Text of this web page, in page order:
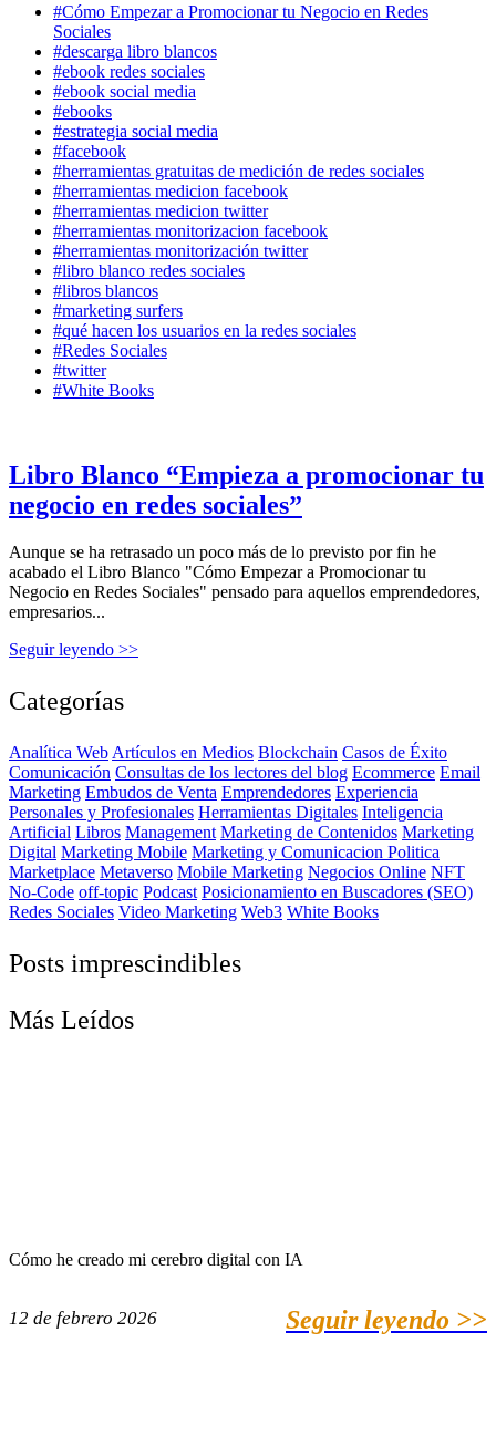
#Cómo Empezar a Promocionar tu Negocio en Redes
Sociales
#descarga libro blancos
#ebook redes sociales
#ebook social media
#ebooks
#estrategia social media
#facebook
#herramientas gratuitas de medición de redes sociales
#herramientas medicion facebook
#herramientas medicion twitter
#herramientas monitorizacion facebook
#herramientas monitorización twitter
#libro blanco redes sociales
#libros blancos
#marketing surfers
#qué hacen los usuarios en la redes sociales
#Redes Sociales
#twitter
#White Books
Libro Blanco “Empieza a promocionar tu
negocio en redes sociales”
Aunque se ha retrasado un poco más de lo previsto por fin he
acabado el Libro Blanco "Cómo Empezar a Promocionar tu
Negocio en Redes Sociales" pensado para aquellos emprendedores,
empresarios...
Seguir leyendo >>
Categorías
Analítica Web Artículos en Medios Blockchain Casos de Éxito
Comunicación Consultas de los lectores del blog Ecommerce Email
Marketing Embudos de Venta Emprendedores Experiencia
Personales y Profesionales Herramientas Digitales Inteligencia
Artificial Libros Management Marketing de Contenidos Marketing
Digital Marketing Mobile Marketing y Comunicacion Politica
Marketplace Metaverso Mobile Marketing Negocios Online NFT
No-Code off-topic Podcast Posicionamiento en Buscadores (SEO)
Redes Sociales Video Marketing Web3 White Books
Posts imprescindibles
Más Leídos
Cómo he creado mi cerebro digital con IA
12 de febrero 2026 Seguir leyendo >>